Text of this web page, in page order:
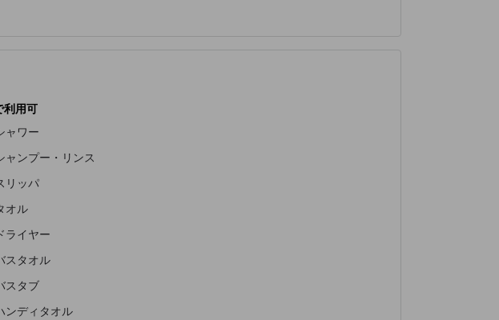
利用可
ャワー
ャンプー・リンス
リッパ
オル
ライヤー
スタオル
スタブ
ンディタオル